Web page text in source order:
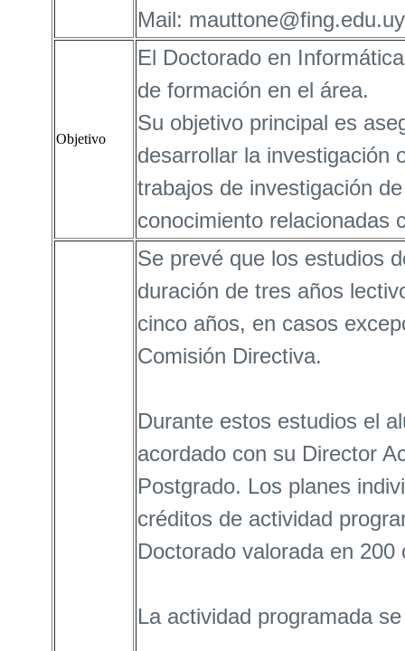
Mail: mauttone@fing.edu.uy
Objetivo
El Doctorado en
de formación en el área.
Su objetivo principal es
desarrollar la investigación
trabajos de investigación
conocimiento relacionadas
Se prevé que los estudios
duración de tres años
cinco años, en casos
Comisión Directiva.
Durante estos estudios el
acordado con su Director
Postgrado. Los planes
créditos de actividad
Doctorado valorada en
La actividad programada